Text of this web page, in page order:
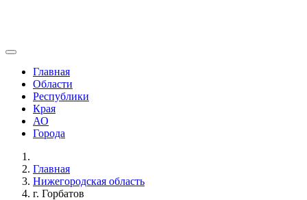
Главная
Области
Республики
Края
АО
Города
Главная
Нижегородская область
г. Горбатов